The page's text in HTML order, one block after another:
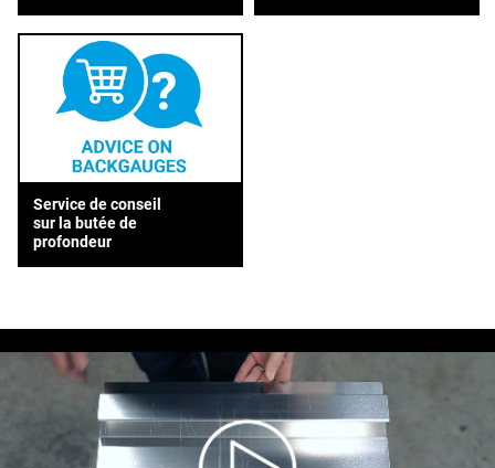
Service de conseil
sur la butée de
profondeur